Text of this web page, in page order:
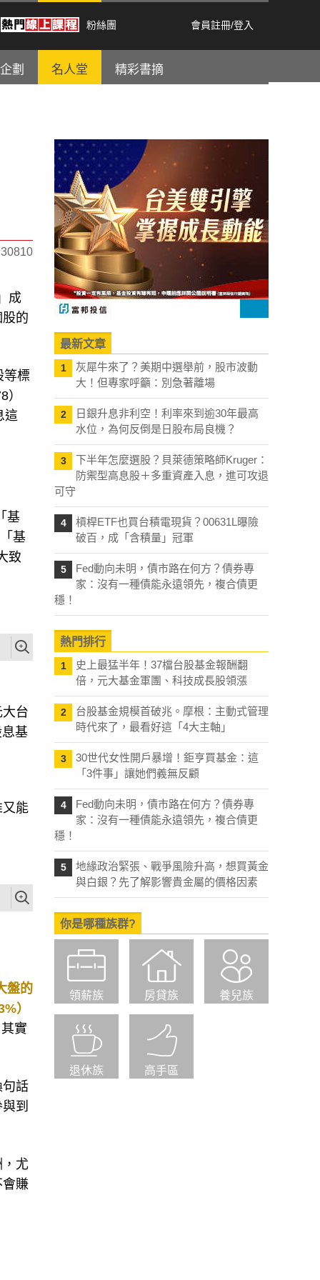
粉絲團 會員註冊/登入
劃 名人堂 精彩書摘
成
標
）
基
基
台
的
）
話
，尤
最新文章
1
灰犀牛來了？美期中選舉前，股市波動
大！但專家呼籲：別急著離場
2
日銀升息非利空！利率來到逾30年最高
水位，為何反倒是日股布局良機？
3
下半年怎麼選股？貝萊德策略師Kruger：
防禦型高息股＋多重資產入息，進可攻退
可守
4
槓桿ETF也買台積電現貨？00631L曝險
破百，成「含積量」冠軍
5
Fed動向未明，債市路在何方？債券專
家：沒有一種債能永遠領先，複合債更
穩！
熱門排行
1
史上最猛半年！37檔台股基金報酬翻
倍，元大基金軍團、科技成長股領漲
2
台股基金規模首破兆。摩根：主動式管理
時代來了，最看好這「4大主軸」
3
30世代女性開戶暴增！鉅亨買基金：這
「3件事」讓她們義無反顧
4
Fed動向未明，債市路在何方？債券專
家：沒有一種債能永遠領先，複合債更
穩！
5
地緣政治緊張、戰爭風險升高，想買黃金
與白銀？先了解影響貴金屬的價格因素
你是哪種族群?
領薪族 房貸族 養兒族
退休族 高手區